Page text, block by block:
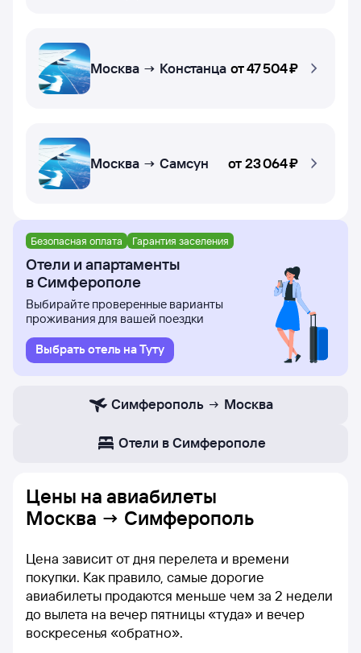
Москва → Констанца от47 ⁠504 ⁠₽
Москва → Самсун от23 ⁠064 ⁠₽
Безопасная оплата Гарантия заселения
Отели и апартаменты
в Симферополе
Выбирайте проверенные варианты
проживания для вашей поездки
Выбрать отель на Туту
Симферополь Москва
Отели в Симферополе
Цены на авиабилеты
Москва → Симферополь
Цена зависит от дня перелета и времени
покупки. Как правило, самые дорогие
авиабилеты продаются меньше чем за 2 недели
до вылета на вечер пятницы «туда» и вечер
воскресенья «обратно».